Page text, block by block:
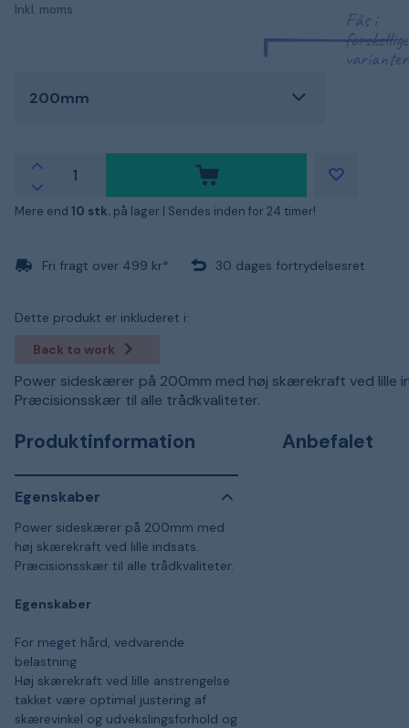
Inkl. moms
Fås i
forskellige
varianter
200mm
Mere end 10 stk. på lager | Sendes inden for 24 timer!
Fri fragt over 499 kr* 30 dages fortrydelsesret
Dette produkt er inkluderet i:
Back to work
Power sideskærer på 200mm med høj skærekraft ved lille
Præcisionsskær til alle trådkvaliteter.
Produktinformation
Egenskaber
Power sideskærer på 200mm med
høj skærekraft ved lille indsats.
Præcisionsskær til alle trådkvaliteter.
Egenskaber
For meget hård, vedvarende
belastning
Høj skærekraft ved lille anstrengelse
takket være optimal justering af
skærevinkel og udvekslingsforhold og
Anbefalet